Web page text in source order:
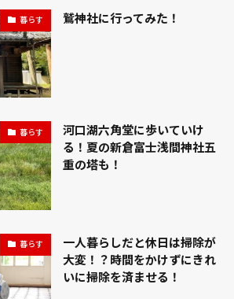
暮らす 鷲神社に行ってみた！
暮らす
河口湖六角堂に歩いていけ
る！夏の新倉富士浅間神社五
重の塔も！
暮らす
一人暮らしだと休日は掃除が
大変！？時間をかけずにきれ
いに掃除を済ませる！